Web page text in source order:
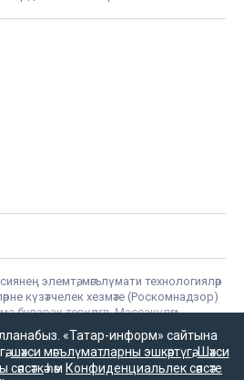
элемтә, мәгълүмати технологияләр
күзәтчелек хезмәте (Роскомнадзор)
буларак теркәлгән. Массакүләм
турында ЭЛ № ФС 77-90202 таныклыгы
мәгълүмати технологияләр һәм
өлкәсендә күзәтчелек итүче Федераль
«Татар-информ» сайтына
шәхси мәгълүматларны эшкәртүгә,Шәхси
һәм Конфиденциальлек сәясәте